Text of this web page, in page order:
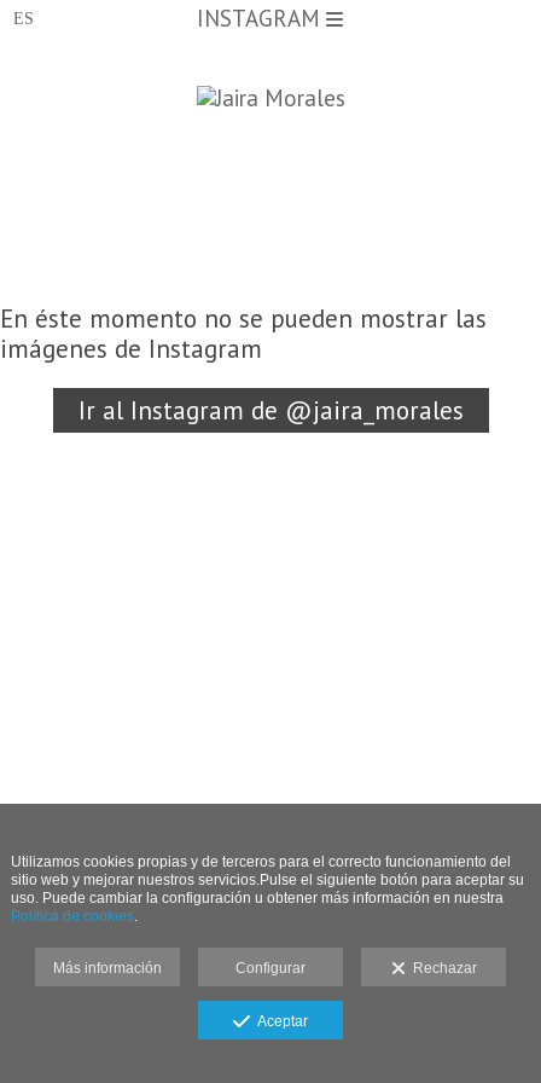
INSTAGRAM
En éste momento no se pueden mostrar las
imágenes de Instagram
Ir al Instagram de @jaira_morales
Utilizamos cookies propias y de terceros para el correcto funcionamiento del
sitio web y mejorar nuestros servicios.Pulse el siguiente botón para aceptar su
uso. Puede cambiar la configuración u obtener más información en nuestra
Política de cookies.
Más información Configurar Rechazar
Aceptar